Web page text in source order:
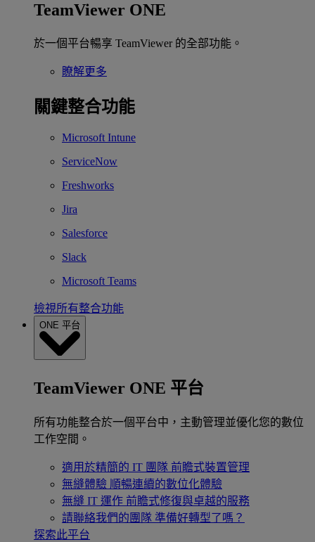
TeamViewer ONE
於一個平台暢享 TeamViewer 的全部功能。
瞭解更多
關鍵整合功能
Microsoft Intune
ServiceNow
Freshworks
Jira
Salesforce
Slack
Microsoft Teams
檢視所有整合功能
ONE 平台
TeamViewer ONE 平台
所有功能整合於一個平台中，主動管理並優化您的數位
工作空間。
適用於精簡的 IT 團隊 前瞻式裝置管理
無縫體驗 順暢連續的數位化體驗
無縫 IT 運作 前瞻式修復與卓越的服務
請聯絡我們的團隊 準備好轉型了嗎？
探索此平台